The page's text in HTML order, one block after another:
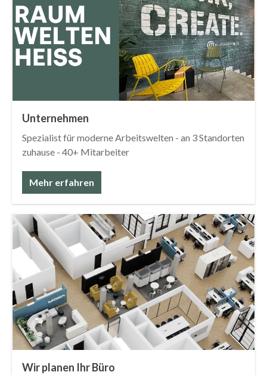
Unternehmen
Spezialist für moderne Arbeitswelten - an 3 Standorten
zuhause - 40+ Mitarbeiter
Mehr erfahren
Wir planen Ihr Büro